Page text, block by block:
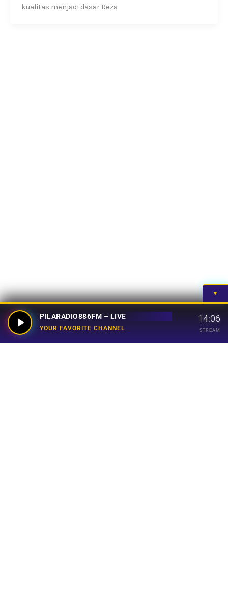
kualitas menjadi dasar Reza
▼
PILARADIO886FM – LIVE
YOUR FAVORITE CHANNEL
14:06
STREAM